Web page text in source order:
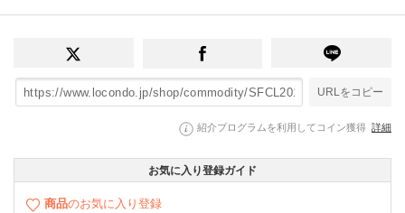
URLをコピー
紹介プログラムを利用してコイン獲得 詳細
お気に入り登録ガイド
商品のお気に入り登録